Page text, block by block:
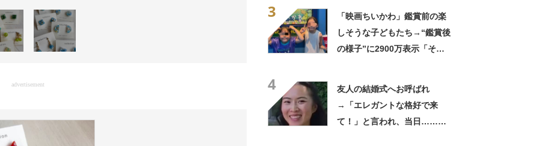
advertisement
3
「映画ちいかわ」鑑賞前の楽
しそうな子どもたち→“鑑賞後
の様子”に2900万表示「そう
4
友人の結婚式へお呼ばれ
→「エレガントな格好で来
て！」と言われ、当日……ま